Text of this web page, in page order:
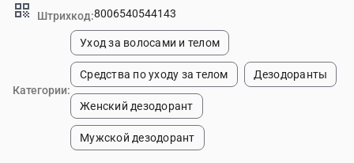
qr_code Штрихкод:8006540544143
Категории:
Уход за волосами и телом
Средства по уходу за телом Дезодоранты
Женский дезодорант
Мужской дезодорант